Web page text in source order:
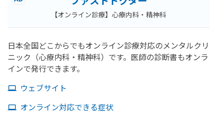
【オンライン診療】心療内科・精神科
日本全国どこからでもオンライン診療対応のメンタルクリ
ニック（心療内科・精神科）です。医師の診断書もオンラ
インで発行できます。
ウェブサイト
オンライン対応できる症状